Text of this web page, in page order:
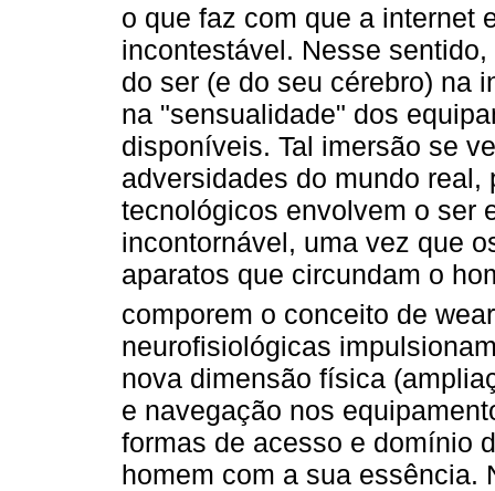
o que faz com que a internet
incontestável. Nesse
do ser (e do seu cérebro) na
na "sensualidade" dos
disponíveis. Tal imersão se
adversidades do mundo
tecnológicos envolvem o ser
incontornável, uma vez que
aparatos que circundam o
comporem o conceito de
neurofisiológicas
nova dimensão física
e navegação nos
formas de acesso e domínio
homem com a sua essência.